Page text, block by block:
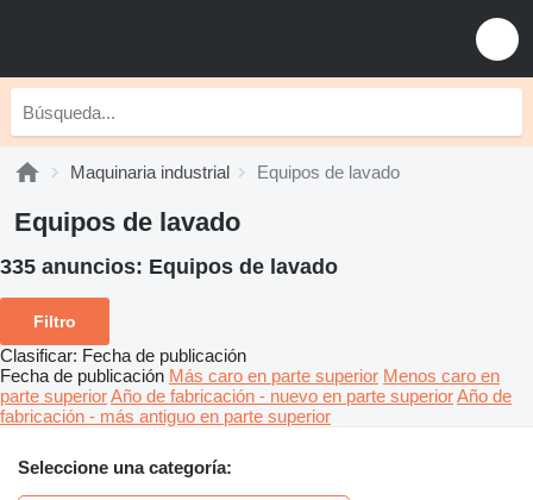
Maquinaria industrial Equipos de lavado
Equipos de lavado
335 anuncios: Equipos de lavado
Filtro
Clasificar: Fecha de publicación
Fecha de publicación Más caro en parte superior Menos caro en
parte superiorAño de fabricación - nuevo en parte superiorAño de
fabricación - más antiguo en parte superior
Seleccione una categoría: